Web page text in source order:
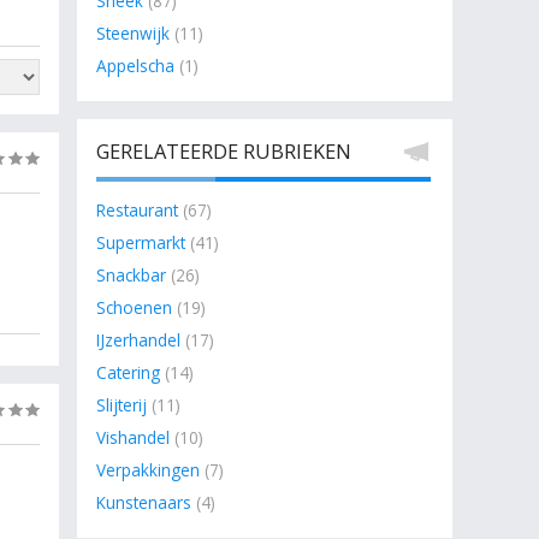
Steenwijk (11)
Appelscha (1)
GERELATEERDE RUBRIEKEN
Restaurant(67)
Supermarkt(41)
Snackbar (26)
Schoenen (19)
IJzerhandel (17)
Catering (14)
Slijterij (11)
Vishandel (10)
Verpakkingen (7)
Kunstenaars (4)